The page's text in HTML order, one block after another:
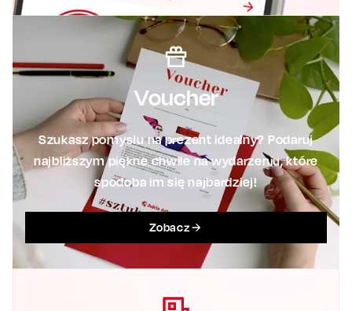
Voucher
Szukasz pomysłu na prezent idealny? Podaruj
najbliższym piękne chwile na wydarzeniu, które
spodoba im się najbardziej!
Zobacz